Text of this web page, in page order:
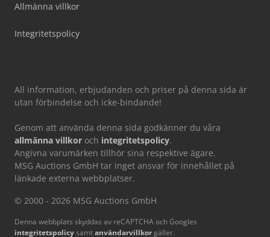
Allmänna villkor
Integritetspolicy
All information, erbjudanden och priser på denna sida är
utan förbindelse och icke-bindande!
Genom att använda denna sida godkänner du våra
allmänna villkor och integritetspolicy.
Angivna varumärken tillhör sina respektive ägare.
MSG Auctions GmbH tar inget ansvar för innehållet på
länkade externa webbplatser.
© 2000 - 2026 MSG Auctions GmbH
Denna webbplats skyddas av reCAPTCHA och Googles
integritetspolicysamtanvändarvillkor gäller.